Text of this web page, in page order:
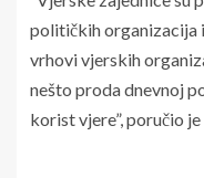
političkih organizacija
vrhovi vjerskih
nešto proda dnevnoj
korist vjere”, poručio